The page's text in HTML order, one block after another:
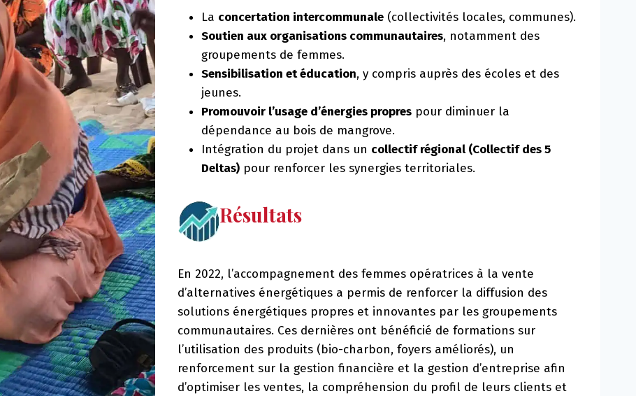
La concertation intercommunale (collectivités locales, communes).
Soutien aux organisations communautaires, notamment des
groupements de femmes.
Sensibilisation et éducation, y compris auprès des écoles et des
jeunes.
Promouvoir l’usage d’énergies propres pour diminuer la
dépendance au bois de mangrove.
Intégration du projet dans un collectif régional (Collectif des 5
Deltas) pour renforcer les synergies territoriales.
Résultats
En 2022, l’accompagnement des femmes opératrices à la vente
d’alternatives énergétiques a permis de renforcer la diffusion des
solutions énergétiques propres et innovantes par les groupements
communautaires. Ces dernières ont bénéficié de formations sur
l’utilisation des produits (bio-charbon, foyers améliorés), un
renforcement sur la gestion financière et la gestion d’entreprise afin
d’optimiser les ventes, la compréhension du profil de leurs clients et